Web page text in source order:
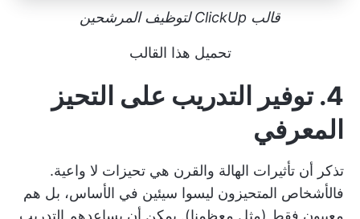
قالب ClickUp لتوظيف المرشحين
تحميل هذا القالب
4. توفير التدريب على التحيز
المعرفي
تذكر أن تأثيرات الهالة والقرن هي تحيزات لا واعية.
فالأشخاص المتحيزون ليسوا سيئين في الأساس، بل هم
معيبون فقط (مثل معظمنا). يمكن أن يساعدهم التدريب